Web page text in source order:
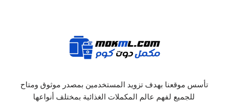
تأسس موقعنا بهدف تزويد المستخدمين بمصدر موثوق ومتاح
للجميع لفهم عالم المكملات الغذائية بمختلف أنواعها